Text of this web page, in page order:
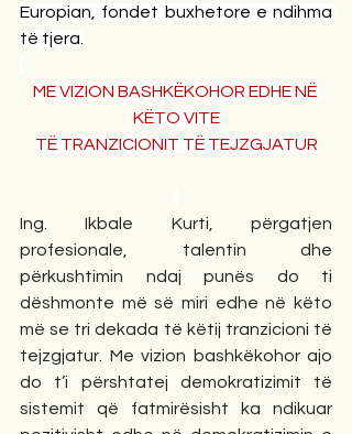
Europian, fondet buxhetore e ndihma
të tjera.
ME VIZION BASHKËKOHOR EDHE NË
KËTO VITE
TË TRANZICIONIT TË TEJZGJATUR
Ing. Ikbale Kurti, përgatjen
profesionale, talentin dhe
përkushtimin ndaj punës do ti
dëshmonte më së miri edhe në këto
më se tri dekada të këtij tranzicioni të
tejzgjatur. Me vizion bashkëkohor ajo
do t’i përshtatej demokratizimit të
sistemit që fatmirësisht ka ndikuar